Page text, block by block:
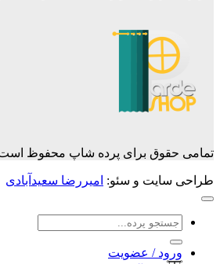
تمامی حقوق برای پرده شاپ محفوظ است Copyright 2026 ©
طراحی سایت و سئو:امیررضا سعیدآبادی
جستجو
ورود / عضویت